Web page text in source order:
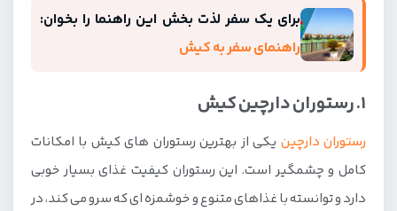
7. رستوران دریایی توتی فروتی
1. رستوران شیرین پلو کیش
2. رستوران سنتی طباخ
3. رستوران شاورما سفین
برای یک سفر لذت بخش این راهنما را بخوان:
راهنمای سفر به کیش
1. رستوران دارچین کیش
رستوران دارچین یکی از بهترین رستوران های کیش با امکانات
کامل و چشمگیر است. این رستوران کیفیت غذای بسیار خوبی
دارد و توانسته با غذاهای متنوع و خوشمزه ای که سرو می کند، در